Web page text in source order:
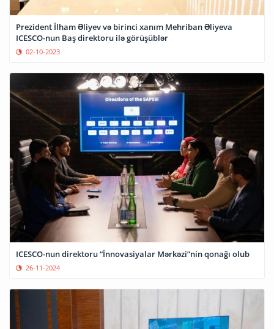
Prezident İlham Əliyev və birinci xanım Mehriban Əliyeva
ICESCO-nun Baş direktoru ilə görüşüblər
02-10-2023
ICESCO-nun direktoru “İnnovasiyalar Mərkəzi”nin qonağı olub
26-11-2024